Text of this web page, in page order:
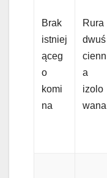
Brak
istniej
ąceg
o
komi
na
Rura
dwuś
cienn
a
izolo
wana